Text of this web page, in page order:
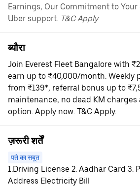
Earnings, Our Commitment to
Uber support. T&C Apply
ब्यौरा
Join Everest Fleet Bangalore with
earn up to ₹40,000/month. Weekly
from ₹139*, referral bonus up to
maintenance, no dead KM
option. Apply now. T&C Apply.
ज़रूरी शर्तें
पते का सबूत
1.Driving License 2. Aadhar Card 3.
Address Electricity Bill